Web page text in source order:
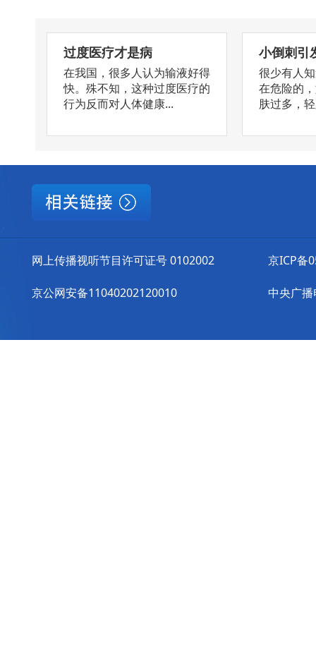
过度医疗才是病
在我国，很多人认为输液好得
快。殊不知，这种过度医疗的
行为反而对人体健康...
小倒刺引
很少有人
在危险的
肤过多，
网上传播视听节目许可证号 0102002
京公网安备11040202120010
京ICP备
中央广